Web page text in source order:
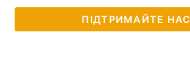
ПІДТРИМАЙТЕ НАС